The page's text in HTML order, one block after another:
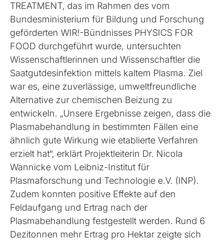
TREATMENT, das im Rahmen des vom
Bundesministerium für Bildung und Forschung
geförderten WIR!-Bündnisses PHYSICS FOR
FOOD durchgeführt wurde, untersuchten
Wissenschaftlerinnen und Wissenschaftler die
Saatgutdesinfektion mittels kaltem Plasma. Ziel
war es, eine zuverlässige, umweltfreundliche
Alternative zur chemischen Beizung zu
entwickeln. „Unsere Ergebnisse zeigen, dass die
Plasmabehandlung in bestimmten Fällen eine
ähnlich gute Wirkung wie etablierte Verfahren
erzielt hat“, erklärt Projektleiterin Dr. Nicola
Wannicke vom Leibniz-Institut für
Plasmaforschung und Technologie e.V. (INP).
Zudem konnten positive Effekte auf den
Feldaufgang und Ertrag nach der
Plasmabehandlung festgestellt werden. Rund 6
Dezitonnen mehr Ertrag pro Hektar zeigte sich